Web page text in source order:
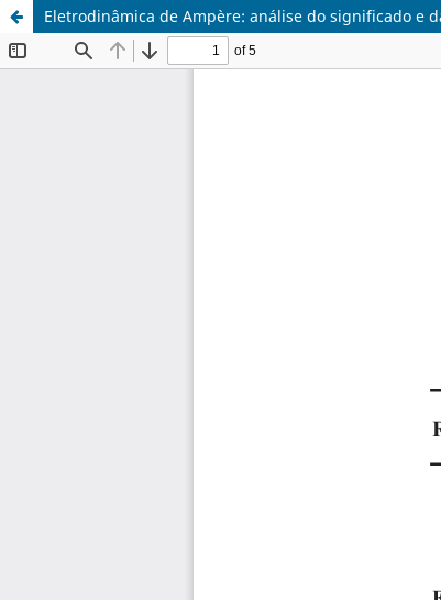
Eletrodinâmica de Ampère: análise do significado e